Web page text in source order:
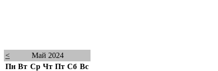
<
Май 2024
Пн Вт Ср Чт Пт Сб Вс